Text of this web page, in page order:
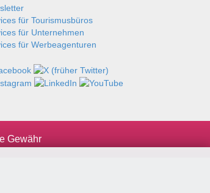
für Tourismusbüros
für Unternehmen
für Werbeagenturen
Gewähr